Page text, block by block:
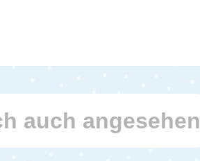
auch angesehen